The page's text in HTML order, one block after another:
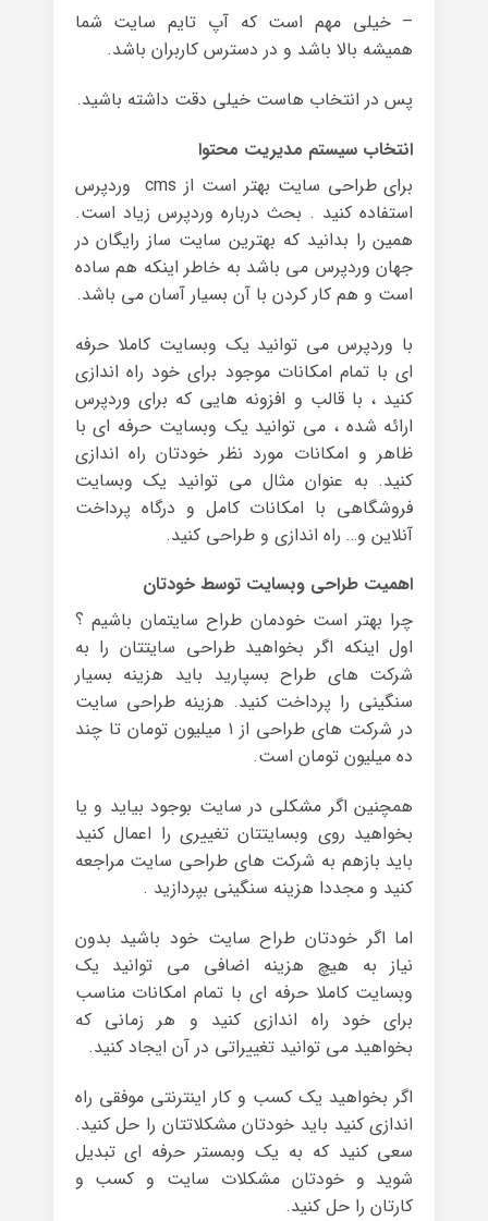
– خیلی مهم است که آپ تایم سایت شما
همیشه بالا باشد و در دسترس کاربران باشد.
پس در انتخاب هاست خیلی دقت داشته باشید.
انتخاب سیستم مدیریت محتوا
برای طراحی سایت بهتر است از cms وردپرس
استفاده کنید . بحث درباره وردپرس زیاد است.
همین را بدانید که بهترین سایت ساز رایگان در
جهان وردپرس می باشد به خاطر اینکه هم ساده
است و هم کار کردن با آن بسیار آسان می باشد.
با وردپرس می توانید یک وبسایت کاملا حرفه
ای با تمام امکانات موجود برای خود راه اندازی
کنید ، با قالب و افزونه هایی که برای وردپرس
ارائه شده ، می توانید یک وبسایت حرفه ای با
ظاهر و امکانات مورد نظر خودتان راه اندازی
کنید. به عنوان مثال می توانید یک وبسایت
فروشگاهی با امکانات کامل و درگاه پرداخت
آنلاین و… راه اندازی و طراحی کنید.
اهمیت طراحی وبسایت توسط خودتان
چرا بهتر است خودمان طراح سایتمان باشیم ؟
اول اینکه اگر بخواهید طراحی سایتتان را به
شرکت های طراح بسپارید باید هزینه بسیار
سنگینی را پرداخت کنید. هزینه طراحی سایت
در شرکت های طراحی از ۱ میلیون تومان تا چند
ده میلیون تومان است.
همچنین اگر مشکلی در سایت بوجود بیاید و یا
بخواهید روی وبسایتتان تغییری را اعمال کنید
باید بازهم به شرکت های طراحی سایت مراجعه
کنید و مجددا هزینه سنگینی بپردازید .
اما اگر خودتان طراح سایت خود باشید بدون
نیاز به هیچ هزینه اضافی می توانید یک
وبسایت کاملا حرفه ای با تمام امکانات مناسب
برای خود راه اندازی کنید و هر زمانی که
بخواهید می توانید تغییراتی در آن ایجاد کنید.
اگر بخواهید یک کسب و کار اینترنتی موفقی راه
اندازی کنید باید خودتان مشکلاتتان را حل کنید.
سعی کنید که به یک وبمستر حرفه ای تبدیل
شوید و خودتان مشکلات سایت و کسب و
کارتان را حل کنید.